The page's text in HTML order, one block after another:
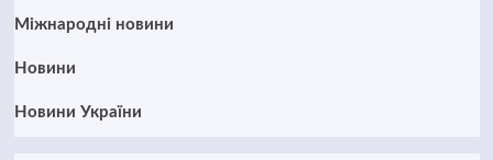
Міжнародні новини
Новини
Новини України